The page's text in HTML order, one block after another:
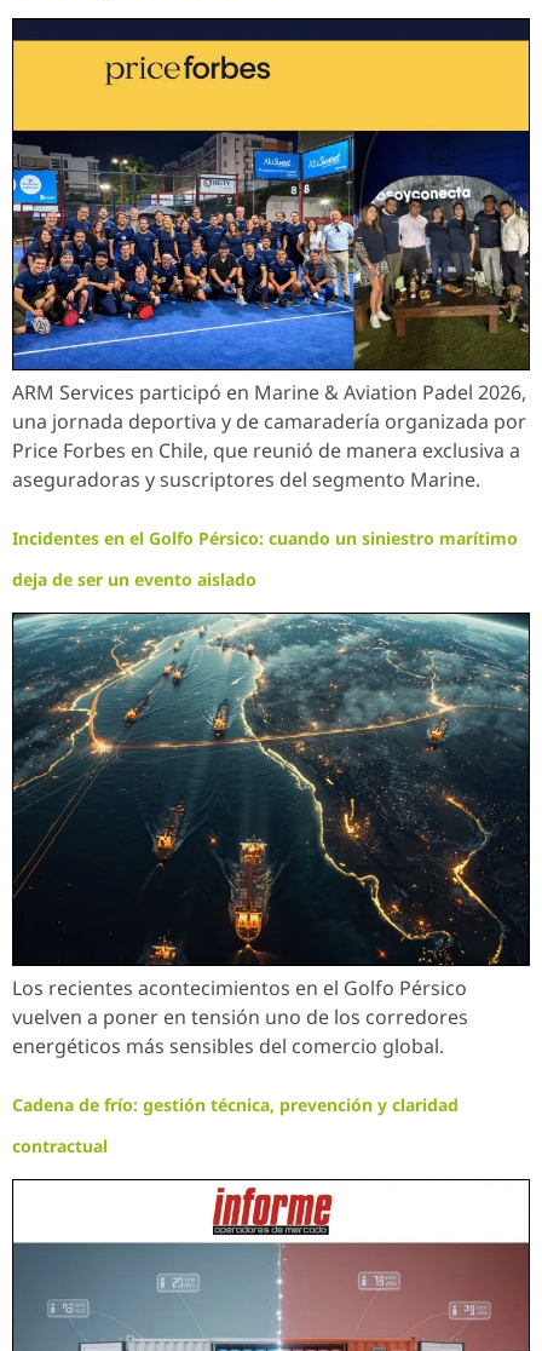
ARM Services participó en Marine & Aviation Padel 2026,
una jornada deportiva y de camaradería organizada por
Price Forbes en Chile, que reunió de manera exclusiva a
aseguradoras y suscriptores del segmento Marine.
Incidentes en el Golfo Pérsico: cuando un siniestro marítimo
deja de ser un evento aislado
Los recientes acontecimientos en el Golfo Pérsico
vuelven a poner en tensión uno de los corredores
energéticos más sensibles del comercio global.
Cadena de frío: gestión técnica, prevención y claridad
contractual